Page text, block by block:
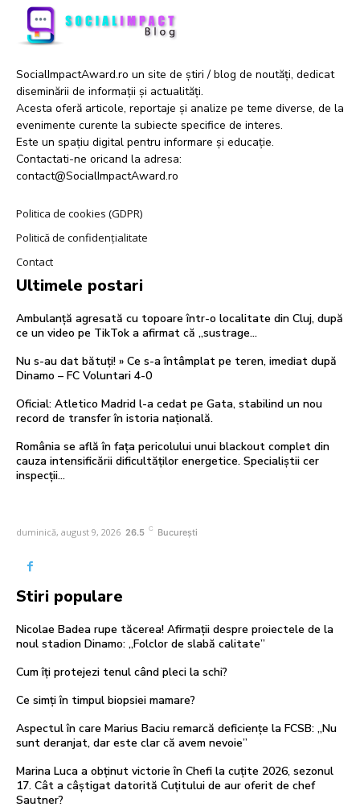
SocialImpactAward.ro un site de știri / blog de noutăți, dedicat
diseminării de informații și actualități.
Acesta oferă articole, reportaje și analize pe teme diverse, de la
evenimente curente la subiecte specifice de interes.
Este un spațiu digital pentru informare și educație.
Contactati-ne oricand la adresa:
contact@SocialImpactAward.ro
Politica de cookies (GDPR)
Politică de confidențialitate
Contact
Ultimele postari
Ambulanță agresată cu topoare într-o localitate din Cluj, după
ce un video pe TikTok a afirmat că „sustrage…
Nu s-au dat bătuți! » Ce s-a întâmplat pe teren, imediat după
Dinamo – FC Voluntari 4-0
Oficial: Atletico Madrid l-a cedat pe Gata, stabilind un nou
record de transfer în istoria națională.
România se află în fața pericolului unui blackout complet din
cauza intensificării dificultăților energetice. Specialiștii cer
inspecții…
duminică, august 9, 2026 26.5 C București
Stiri populare
Nicolae Badea rupe tăcerea! Afirmații despre proiectele de la
noul stadion Dinamo: „Folclor de slabă calitate”
Cum îți protejezi tenul când pleci la schi?
Ce simți în timpul biopsiei mamare?
Aspectul în care Marius Baciu remarcă deficiențe la FCSB: „Nu
sunt deranjat, dar este clar că avem nevoie”
Marina Luca a obținut victorie în Chefi la cuțite 2026, sezonul
17. Cât a câștigat datorită Cuțitului de aur oferit de chef
Sautner?